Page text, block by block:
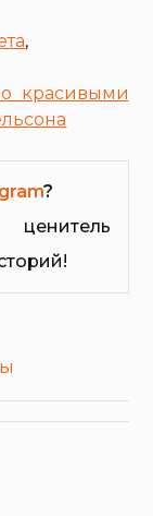
,
красивыми
?